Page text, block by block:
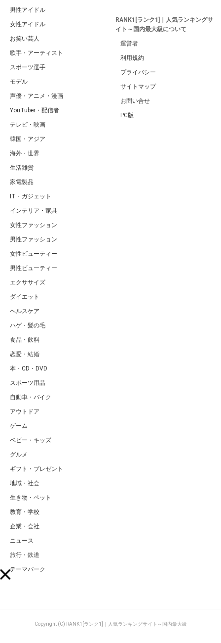
男性アイドル
女性アイドル
お笑い芸人
歌手・アーティスト
スポーツ選手
モデル
声優・アニメ・漫画
YouTuber・配信者
テレビ・映画
韓国・アジア
海外・世界
生活雑貨
家電製品
IT・ガジェット
インテリア・家具
女性ファッション
男性ファッション
女性ビューティー
男性ビューティー
エクササイズ
ダイエット
ヘルスケア
ハゲ・髪の毛
食品・飲料
恋愛・結婚
本・CD・DVD
スポーツ用品
自動車・バイク
アウトドア
ゲーム
ベビー・キッズ
グルメ
ギフト・プレゼント
地域・社会
生き物・ペット
教育・学校
企業・会社
ニュース
旅行・鉄道
テーマパーク
RANK1[ランク1]｜人気ランキングサ
イト～国内最大級について
運営者
利用規約
プライバシー
サイトマップ
お問い合せ
PC版
Copyright (C) RANK1[ランク1]｜人気ランキングサイト～国内最大級